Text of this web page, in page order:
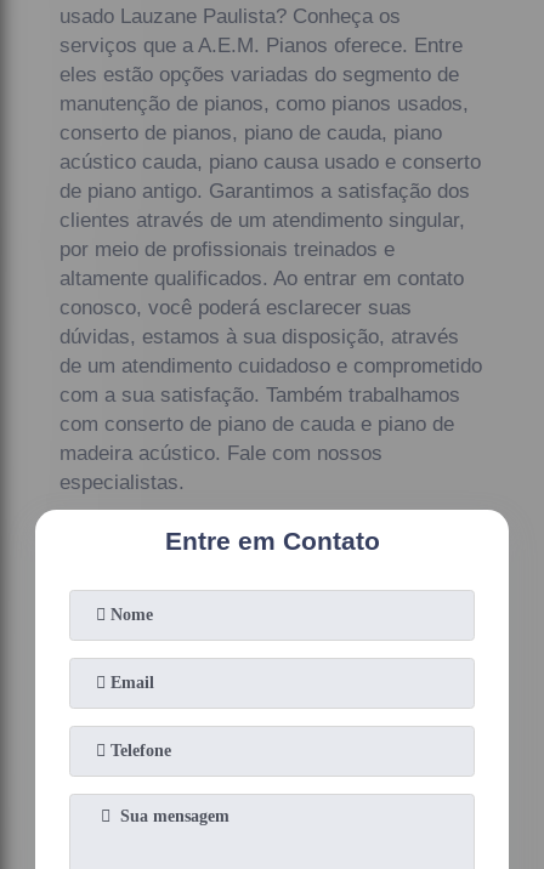
usado Lauzane Paulista? Conheça os
serviços que a A.E.M. Pianos oferece. Entre
eles estão opções variadas do segmento de
manutenção de pianos, como pianos usados,
conserto de pianos, piano de cauda, piano
acústico cauda, piano causa usado e conserto
de piano antigo. Garantimos a satisfação dos
clientes através de um atendimento singular,
por meio de profissionais treinados e
altamente qualificados. Ao entrar em contato
conosco, você poderá esclarecer suas
dúvidas, estamos à sua disposição, através
de um atendimento cuidadoso e comprometido
com a sua satisfação. Também trabalhamos
com conserto de piano de cauda e piano de
madeira acústico. Fale com nossos
especialistas.
Entre em Contato